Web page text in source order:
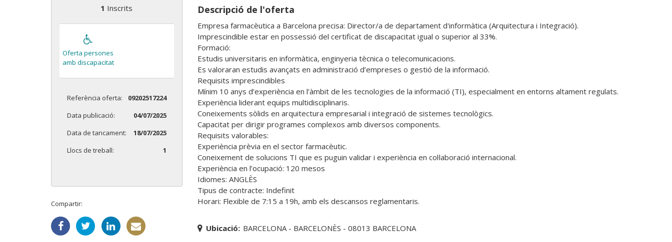
1 Inscrits
Oferta persones
amb discapacitat
Referència oferta:
09202517224
Data publicació:
04/07/2025
Data de tancament:
18/07/2025
Llocs de treball:
1
Compartir:
Descripció de l'oferta
Empresa farmacèutica a Barcelona precisa: Director/a de departament d'informàtica (Arquitectura i Integració).
Imprescindible estar en possessió del certificat de discapacitat igual o superior al 33%.
Formació:
Estudis universitaris en informàtica, enginyeria tècnica o telecomunicacions.
Es valoraran estudis avançats en administració d’empreses o gestió de la informació.
Requisits imprescindibles
Mínim 10 anys d’experiència en l’àmbit de les tecnologies de la informació (TI), especialment en entorns altament regulats.
Experiència liderant equips multidisciplinaris.
Coneixements sòlids en arquitectura empresarial i integració de sistemes tecnològics.
Capacitat per dirigir programes complexos amb diversos components.
Requisits valorables:
Experiència prèvia en el sector farmacèutic.
Coneixement de solucions TI que es puguin validar i experiència en col·laboració internacional.
Experiència en l’ocupació: 120 mesos
Idiomes: ANGLÈS
Tipus de contracte: Indefinit
Horari: Flexible de 7:15 a 19h, amb els descansos reglamentaris.
Ubicació: BARCELONA - BARCELONÈS - 08013 BARCELONA